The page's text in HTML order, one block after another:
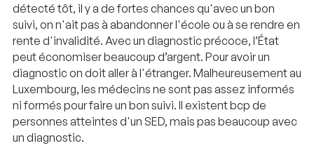
détecté tôt, il y a de fortes chances qu'avec un bon
suivi, on n'ait pas à abandonner l'école ou à se rendre en
rente d'invalidité. Avec un diagnostic précoce, l’État
peut économiser beaucoup d’argent. Pour avoir un
diagnostic on doit aller à l'étranger. Malheureusement au
Luxembourg, les médecins ne sont pas assez informés
ni formés pour faire un bon suivi. Il existent bcp de
personnes atteintes d'un SED, mais pas beaucoup avec
un diagnostic.